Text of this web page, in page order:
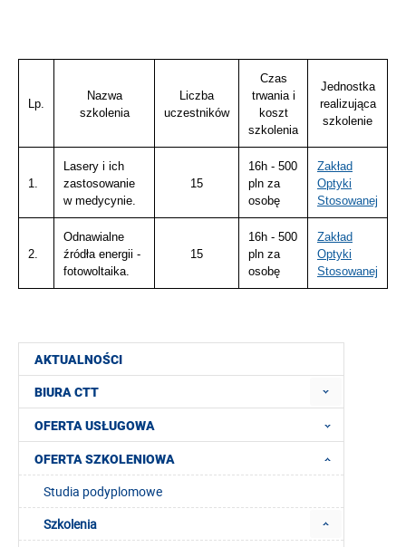
AKTUALNOŚCI
BIURA CTT
OFERTA USŁUGOWA
OFERTA SZKOLENIOWA
Studia podyplomowe
Szkolenia
Lp.
Nazwa
szkolenia
Liczba
uczestników
Czas
trwania i
koszt
szkolenia
Jednostka
realizująca
szkolenie
1.
Lasery i ich
zastosowanie
w medycynie.
15
16h - 500
pln za
osobę
Zakład
Optyki
Stosowanej
2.
Odnawialne
źródła energii -
fotowoltaika.
15
16h - 500
pln za
osobę
Zakład
Optyki
Stosowanej